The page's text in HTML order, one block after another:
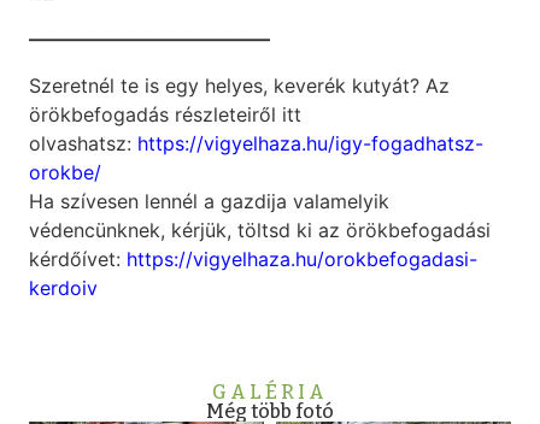
————————————–
Szeretnél te is egy helyes, keverék kutyát? Az
örökbefogadás részleteiről itt
olvashatsz: https://vigyelhaza.hu/igy-fogadhatsz-
orokbe/
Ha szívesen lennél a gazdija valamelyik
védencünknek, kérjük, töltsd ki az örökbefogadási
kérdőívet: https://vigyelhaza.hu/orokbefogadasi-
kerdoiv
GALÉRIA
Még több fotó